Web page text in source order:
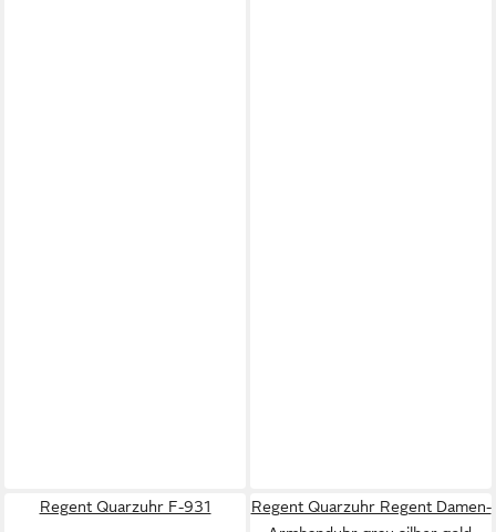
Regent Quarzuhr F-931
Regent Quarzuhr Regent Damen-